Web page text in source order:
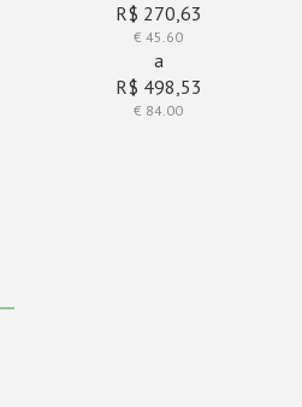
R$ 270,63
€ 45.60
a
R$ 498,53
€ 84.00